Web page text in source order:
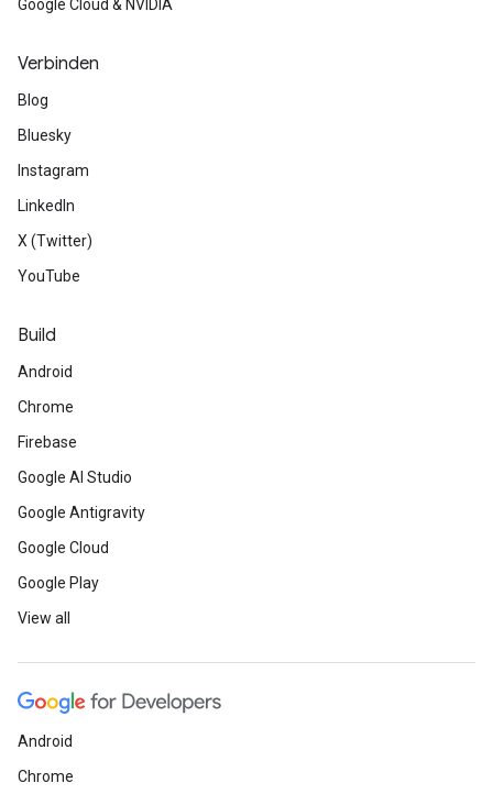
Google Cloud & NVIDIA
Verbinden
Blog
Bluesky
Instagram
LinkedIn
X (Twitter)
YouTube
Build
Android
Chrome
Firebase
Google AI Studio
Google Antigravity
Google Cloud
Google Play
View all
Android
Chrome